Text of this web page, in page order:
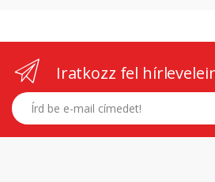
Iratkozz fel
E-mail címed